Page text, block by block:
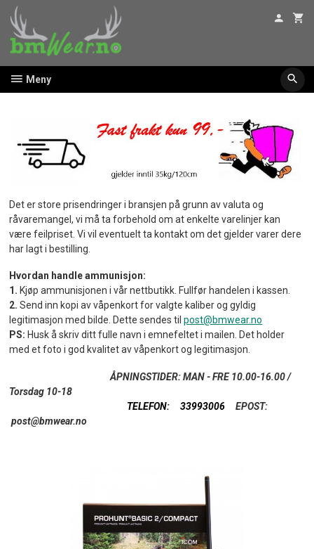
innholdet
Meny
Det er store prisendringer i bransjen på grunn av valuta og
råvaremangel, vi må ta forbehold om at enkelte varelinjer kan
være feilpriset. Vi vil eventuelt ta kontakt om det gjelder varer dere
har lagt i bestilling.
Hvordan handle ammunisjon:
1. Kjøp ammunisjonen i vår nettbutikk. Fullfør handelen i kassen.
2. Send inn kopi av våpenkort for valgte kaliber og gyldig
legitimasjon med bilde. Dette sendes tilpost@bmwear.no
PS: Husk å skriv ditt fulle navn i emnefeltet i mailen. Det holder
med et foto i god kvalitet av våpenkort og legitimasjon.
ÅPNINGSTIDER: MAN - FRE 10.00-16.00/
Torsdag 10-18
TELEFON: 33993006
EPOST:
post@bmwear.no